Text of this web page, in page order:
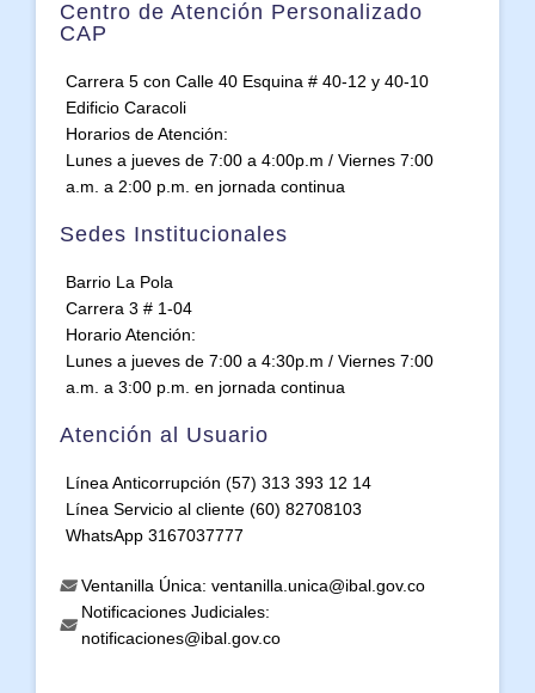
Centro de Atención Personalizado
CAP
Carrera 5 con Calle 40 Esquina # 40-12 y 40-10
Edificio Caracoli
Horarios de Atención:
Lunes a jueves de 7:00 a 4:00p.m / Viernes 7:00
a.m. a 2:00 p.m. en jornada continua
Sedes Institucionales
Barrio La Pola
Carrera 3 # 1-04
Horario Atención:
Lunes a jueves de 7:00 a 4:30p.m / Viernes 7:00
a.m. a 3:00 p.m. en jornada continua
Atención al Usuario
Línea Anticorrupción (57) 313 393 12 14
Línea Servicio al cliente (60) 82708103
WhatsApp 3167037777
Ventanilla Única: ventanilla.unica@ibal.gov.co
Notificaciones Judiciales:
notificaciones@ibal.gov.co